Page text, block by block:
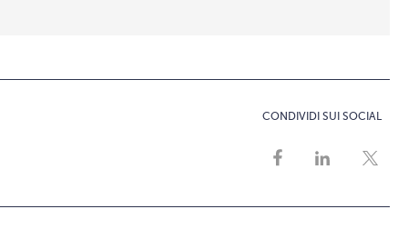
CONDIVIDI SUI SOCIAL